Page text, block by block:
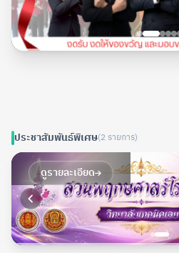
ประชาสัมพันธ์พิเศษ(2 รายการ)
ดูรายละเอียด